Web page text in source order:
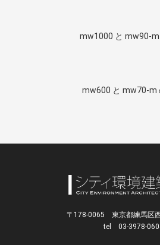
mw1000 と mw90-m
mw600 と mw70-m
〒178-0065 東京都練馬区
tel 03-3978-